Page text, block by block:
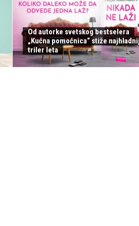
Od autorke svetskog bestselera
„Kućna pomoćnica“ stiže
triler leta